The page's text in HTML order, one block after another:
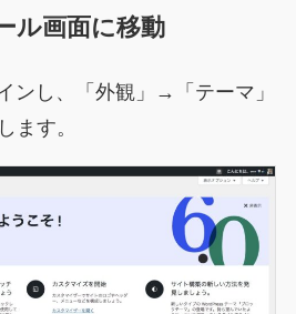
ル画面に移動
ンし、「外観」→「テーマ」
ます。